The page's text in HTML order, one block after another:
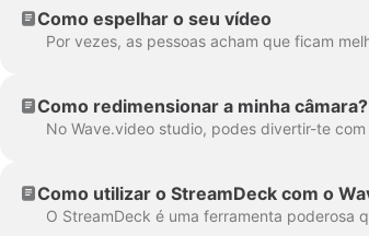
Como espelhar o seu vídeo
Como redimensionar a minha câmara?